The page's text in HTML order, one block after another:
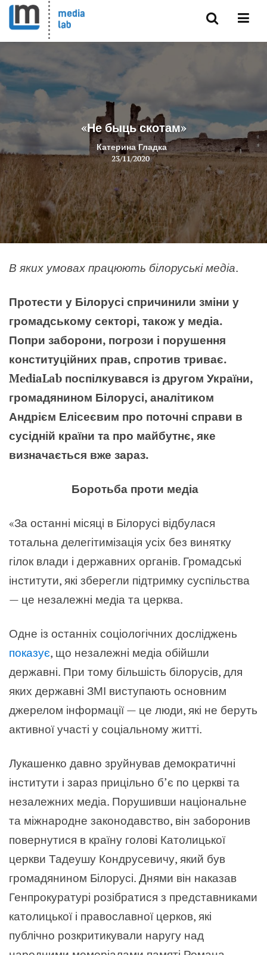
«Не быць скотам»
Катерина Гладка
23/11/2020
В яких умовах працюють білоруські медіа.
Протести у Білорусі спричинили зміни у
громадському секторі, також у медіа.
Попри заборони, погрози і порушення
конституційних прав, спротив триває.
MediaLab поспілкувався із другом України,
громадянином Білорусі, аналітиком
Андрієм Елісеєвим про поточні справи в
сусідній країни та про майбутнє, яке
визначається вже зараз.
Боротьба проти медіа
«За останні місяці в Білорусі відбулася
тотальна делегітимізація усіх без винятку
гілок влади і державних органів. Громадські
інститути, які зберегли підтримку суспільства
— це незалежні медіа та церква.
Одне із останніх соціологічних досліджень
показує, що незалежні медіа обійшли
державні. При тому більшість білорусів, для
яких державні ЗМІ виступають основним
джерелом інформації — це люди, які не беруть
активної участі у соціальному житті.
Лукашенко давно зруйнував демократичні
інститути і зараз прицільно б’є по церкві та
незалежних медіа. Порушивши національне
та міжнародне законодавство, він заборонив
повернутися в країну голові Католицької
церкви Тадеушу Кондрусевичу, який був
громадянином Білорусі. Днями він наказав
Генпрокуратурі розібратися з представниками
католицької і православної церков, які
публічно розкритикували наругу над